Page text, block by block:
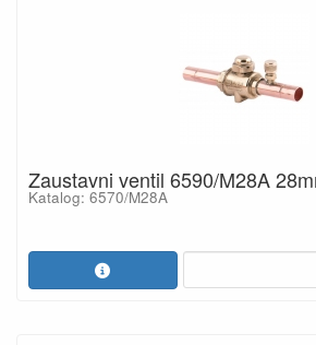
Zaustavni ventil 6590/M28A
Katalog: 6570/M28A